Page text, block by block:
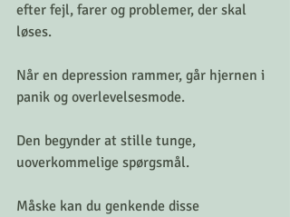
efter fejl, farer og problemer, der skal
løses.
Når en depression rammer, går hjernen i
panik og overlevelsesmode.
Den begynder at stille tunge,
uoverkommelige spørgsmål.
Måske kan du genkende disse